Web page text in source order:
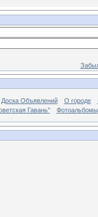
Доска Объявлений О городе
Гавань" Фотоальбомы